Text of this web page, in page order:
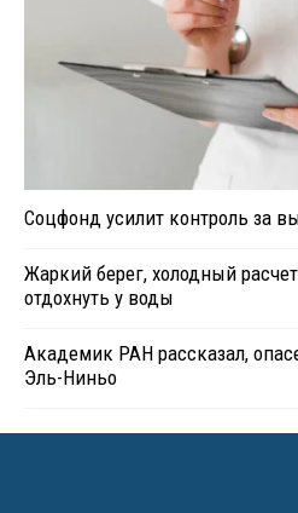
Соцфонд усилит контроль за
Жаркий берег, холодный
отдохнуть у воды
Академик РАН рассказал,
Эль-Ниньо